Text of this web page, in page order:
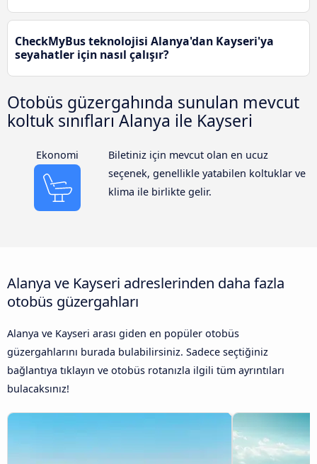
CheckMyBus teknolojisi Alanya'dan Kayseri'ya
seyahatler için nasıl çalışır?
Otobüs güzergahında sunulan mevcut
koltuk sınıfları Alanya ile Kayseri
Ekonomi
Biletiniz için mevcut olan en ucuz
seçenek, genellikle yatabilen koltuklar ve
klima ile birlikte gelir.
Alanya ve Kayseri adreslerinden daha fazla
otobüs güzergahları
Alanya ve Kayseri arası giden en popüler otobüs
güzergahlarını burada bulabilirsiniz. Sadece seçtiğiniz
bağlantıya tıklayın ve otobüs rotanızla ilgili tüm ayrıntıları
bulacaksınız!